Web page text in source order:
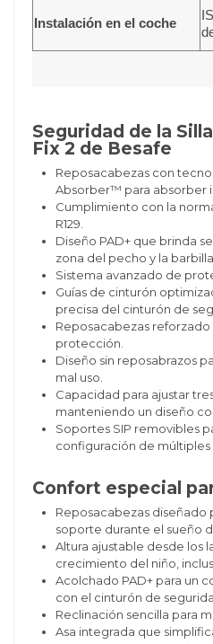
Instalación en el coche
Seguridad de la
Fix 2 de Besafe
Reposacabezas con
Absorber™ para absorber
Cumplimiento con la
R129.
Diseño PAD+ que brinda
zona del pecho y la barbilla.
Sistema avanzado de
Guías de cinturón
precisa del cinturón de
Reposacabezas reforzado
protección.
Diseño sin reposabrazos
mal uso.
Capacidad para ajustar
manteniendo un diseño
Soportes SIP removibles
configuración de múltiples
Confort especial
Reposacabezas diseñado
soporte durante el sueño
Altura ajustable desde los
crecimiento del niño,
Acolchado PAD+ para un
con el cinturón de
Reclinación sencilla para
Asa integrada que